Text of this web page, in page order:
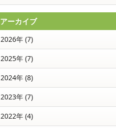
アーカイブ
2026年 (7)
2025年 (7)
2024年 (8)
2023年 (7)
2022年 (4)